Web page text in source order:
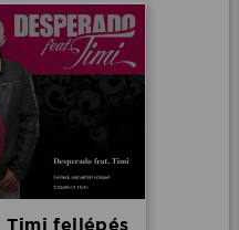
Timi fellépés